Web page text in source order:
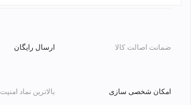
ضمانت اصالت کالا ارسال رایگان
امکان شخصی سازی بالاترین نماد امنیت